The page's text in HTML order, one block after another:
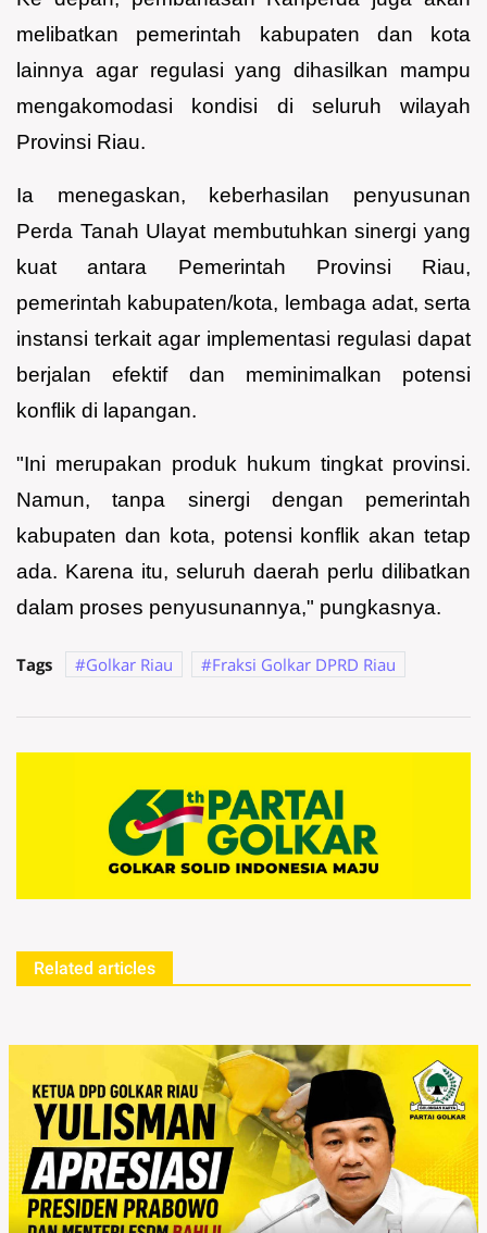
melibatkan pemerintah kabupaten dan kota
lainnya agar regulasi yang dihasilkan mampu
mengakomodasi kondisi di seluruh wilayah
Provinsi Riau.
Ia menegaskan, keberhasilan penyusunan
Perda Tanah Ulayat membutuhkan sinergi yang
kuat antara Pemerintah Provinsi Riau,
pemerintah kabupaten/kota, lembaga adat, serta
instansi terkait agar implementasi regulasi dapat
berjalan efektif dan meminimalkan potensi
konflik di lapangan.
"Ini merupakan produk hukum tingkat provinsi.
Namun, tanpa sinergi dengan pemerintah
kabupaten dan kota, potensi konflik akan tetap
ada. Karena itu, seluruh daerah perlu dilibatkan
dalam proses penyusunannya," pungkasnya.
Tags Golkar Riau Fraksi Golkar DPRD Riau
Related articles